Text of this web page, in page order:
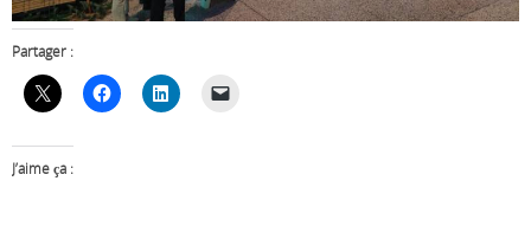
Partager :
J’aime ça :